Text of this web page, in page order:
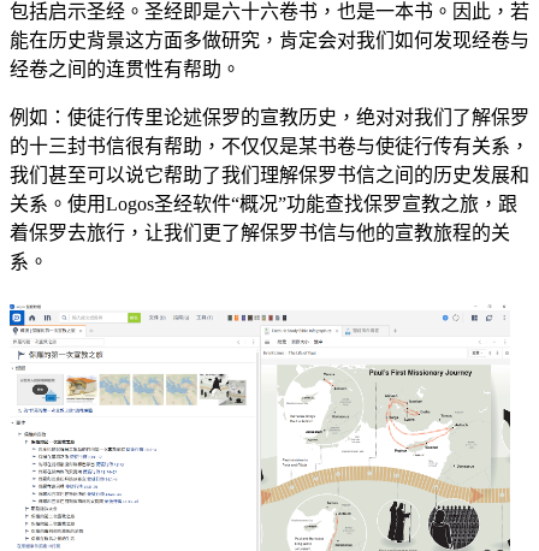
包括启示圣经。圣经即是六十六卷书，也是一本书。因此，若
能在历史背景这方面多做研究，肯定会对我们如何发现经卷与
经卷之间的连贯性有帮助。
例如：使徒行传里论述保罗的宣教历史，绝对对我们了解保罗
的十三封书信很有帮助，不仅仅是某书卷与使徒行传有关系，
我们甚至可以说它帮助了我们理解保罗书信之间的历史发展和
关系。使用Logos圣经软件“概况”功能查找保罗宣教之旅，跟
着保罗去旅行，让我们更了解保罗书信与他的宣教旅程的关
系。